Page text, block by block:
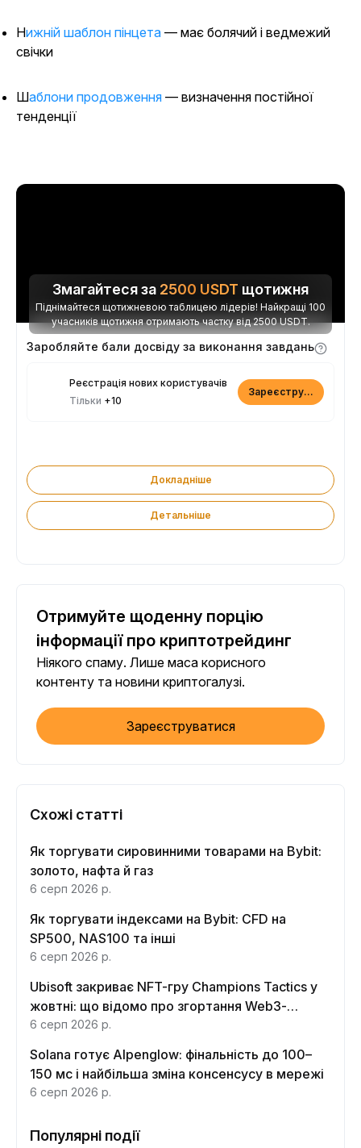
Нижній шаблон пінцета — має болячий і ведмежий
свічки
Шаблони продовження — визначення постійної
тенденції
Змагайтеся за 2500 USDT щотижня
Піднімайтеся щотижневою таблицею лідерів! Найкращі 100
учасників щотижня отримають частку від 2500 USDT.
Заробляйте бали досвіду за виконання завдань
Реєстрація нових користувачів
Тільки +10
Зареєструватися
Докладніше
Детальніше
Отримуйте щоденну порцію
інформації про криптотрейдинг
Ніякого спаму. Лише маса корисного
контенту та новини криптогалузі.
Зареєструватися
Схожі статті
Як торгувати сировинними товарами на Bybit:
золото, нафта й газ
6 серп 2026 р.
Як торгувати індексами на Bybit: CFD на
SP500, NAS100 та інші
6 серп 2026 р.
Ubisoft закриває NFT-гру Champions Tactics у
жовтні: що відомо про згортання Web3-
функцій
6 серп 2026 р.
Solana готує Alpenglow: фінальність до 100–
150 мс і найбільша зміна консенсусу в мережі
6 серп 2026 р.
Популярні події